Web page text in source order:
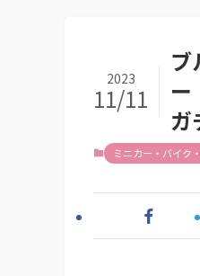
ブ
ー
ガ
2023
11/11
ミニカー・バイク